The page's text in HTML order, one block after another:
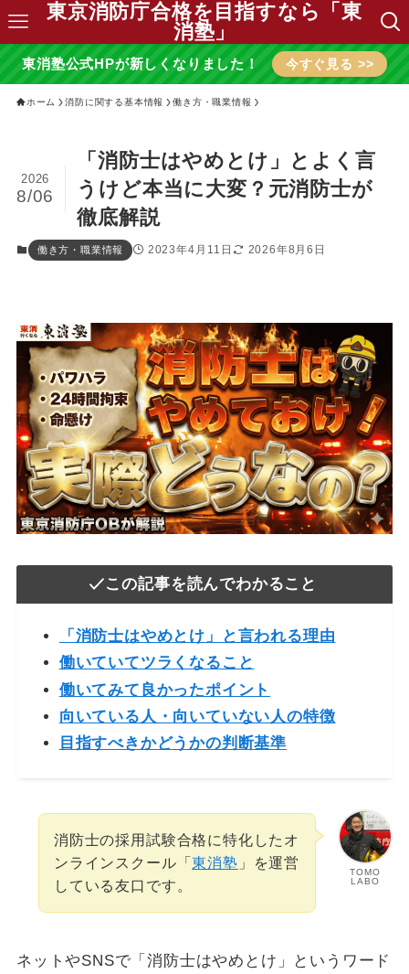
東京消防庁合格を目指すなら「東
消塾」
東消塾公式HPが新しくなりました！ 今すぐ見る >>
ホーム 消防に関する基本情報 働き方・職業情報
「消防士はやめとけ」とよく言
うけど本当に大変？元消防士が
徹底解説
2026
8/06
働き方・職業情報 2023年4月11日 2026年8月6日
この記事を読んでわかること
「消防士はやめとけ」と言われる理由
働いていてツラくなること
働いてみて良かったポイント
向いている人・向いていない人の特徴
目指すべきかどうかの判断基準
TOMO
LABO
消防士の採用試験合格に特化したオ
ンラインスクール「東消塾 」を運営
している友口です。
ネットやSNSで「消防士はやめとけ」というワード